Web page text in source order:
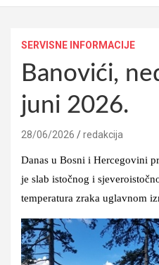
SERVISNE INFORMACIJE
Banovići,
juni 2026.
28/06/2026 redakcija
Danas u Bosni i Hercegovini
je slab istočnog i
temperatura zraka uglavnom